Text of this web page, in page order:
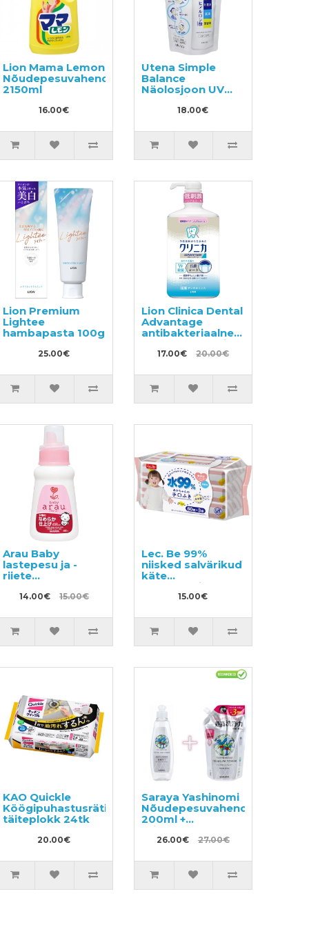
Lion Mama Lemon
Nõudepesuvahend
2150ml
16.00€
Utena Simple
Balance
Näolosjoon UV
SPF5 kaitsega,
täide 200ml
18.00€
Lion Premium
Lightee
hambapasta 100g
25.00€
Lion Clinica Dental
Advantage
antibakteriaalne
suuloputusvesi,
tsitruse maitsega,
900ml
17.00€ 20.00€
Arau Baby
lastepesu ja -
riiete
480ml
14.00€ 15.00€
Lec. Be 99%
niisked salvärikud
käte
puhastamiseks
180tk (60x3)
15.00€
KAO Quickle
Köögipuhastusrätikud,
täiteplokk 24tk
20.00€
Saraya Yashinomi
Nõudepesuvahend
200ml +
täitepakend
540ml
26.00€ 27.00€